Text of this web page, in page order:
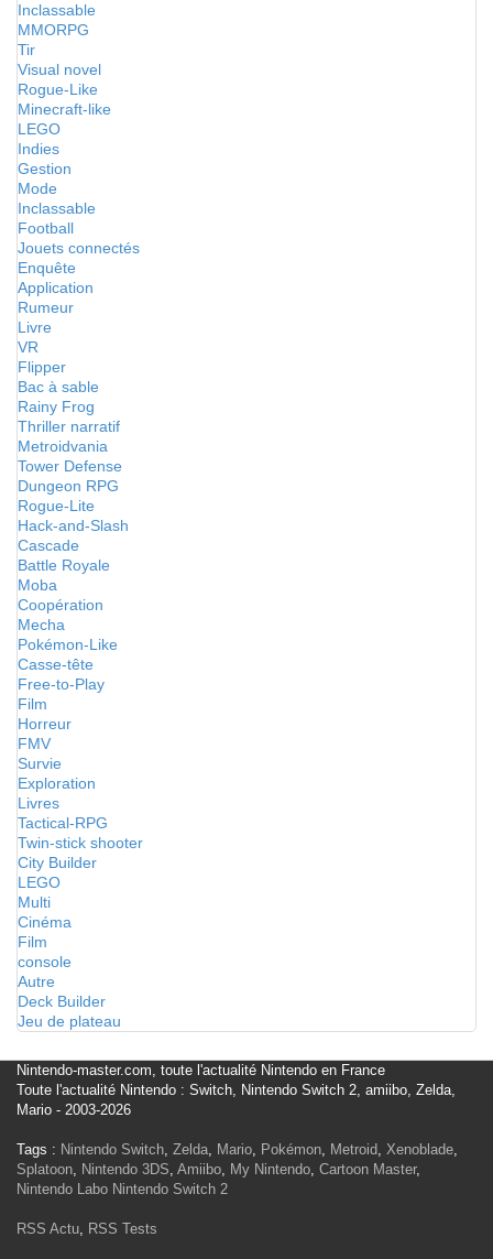
Inclassable
MMORPG
Tir
Visual novel
Rogue-Like
Minecraft-like
LEGO
Indies
Gestion
Mode
Inclassable
Football
Jouets connectés
Enquête
Application
Rumeur
Livre
VR
Flipper
Bac à sable
Rainy Frog
Thriller narratif
Metroidvania
Tower Defense
Dungeon RPG
Rogue-Lite
Hack-and-Slash
Cascade
Battle Royale
Moba
Coopération
Mecha
Pokémon-Like
Casse-tête
Free-to-Play
Film
Horreur
FMV
Survie
Exploration
Livres
Tactical-RPG
Twin-stick shooter
City Builder
LEGO
Multi
Cinéma
Film
console
Autre
Deck Builder
Jeu de plateau
Nintendo-master.com, toute l'actualité Nintendo en France
Toute l'actualité Nintendo : Switch, Nintendo Switch 2, amiibo, Zelda,
Mario - 2003-2026
Tags : Nintendo Switch, Zelda, Mario, Pokémon, Metroid, Xenoblade,
Splatoon, Nintendo 3DS, Amiibo, My Nintendo, Cartoon Master,
Nintendo Labo Nintendo Switch 2
RSS Actu, RSS Tests